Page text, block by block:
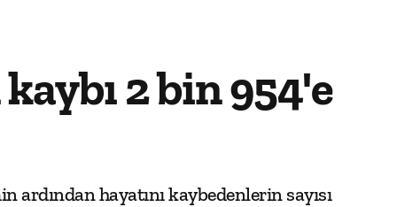
2 bin 954'e
hayatını kaybedenlerin sayısı